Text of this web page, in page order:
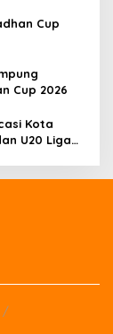
Cup
Cup 2026
Kota
U20 Liga